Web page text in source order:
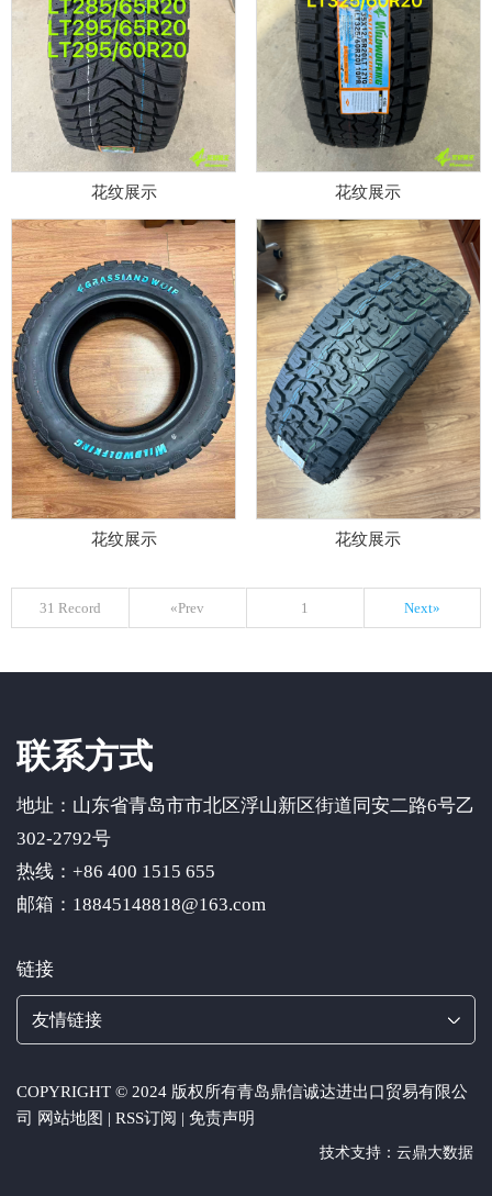
花纹展示 花纹展示
花纹展示 花纹展示
31 Record «Prev 1 Next»
联系方式
地址：山东省青岛市市北区浮山新区街道同安二路6号乙
302-2792号
热线：+86 400 1515 655
邮箱：18845148818@163.com
链接
友情链接
COPYRIGHT © 2024 版权所有青岛鼎信诚达进出口贸易有限公
司
网站地图 |RSS订阅 |免责声明
技术支持：云鼎大数据